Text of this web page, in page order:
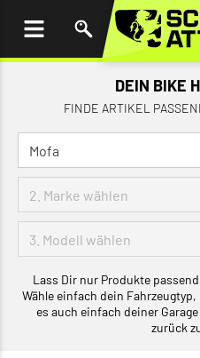
DEIN BIKE
FINDE ARTIKEL
Lass Dir nur Produkte
Wähle einfach dein
es auch einfach deiner
zurück